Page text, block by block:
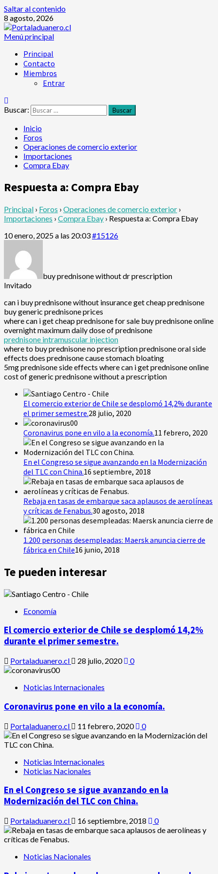
Saltar al contenido
8 agosto, 2026
Menú principal
Principal
Contacto
Miembros
Entrar
Buscar:
Inicio
Foros
Operaciones de comercio exterior
Importaciones
Compra Ebay
Respuesta a: Compra Ebay
Principal › Foros › Operaciones de comercio exterior ›
Importaciones › Compra Ebay › Respuesta a: Compra Ebay
10 enero, 2025 a las 20:03#15126
buy prednisone without dr prescription
Invitado
can i buy prednisone without insurance get cheap prednisone
buy generic prednisone prices
where can i get cheap prednisone for sale buy prednisone online
overnight maximum daily dose of prednisone
prednisone intramuscular injection
where to buy prednisone no prescription prednisone oral side
effects does prednisone cause stomach bloating
5mg prednisone side effects where can i get prednisone online
cost of generic prednisone without a prescription
El comercio exterior de Chile se desplomó 14,2% durante
el primer semestre.28 julio, 2020
Coronavirus pone en vilo a la economía.11 febrero, 2020
En el Congreso se sigue avanzando en la Modernización
del TLC con China.16 septiembre, 2018
Rebaja en tasas de embarque saca aplausos de aerolíneas
y críticas de Fenabus.30 agosto, 2018
1.200 personas desempleadas: Maersk anuncia cierre de
fábrica en Chile16 junio, 2018
Te pueden interesar
Economía
El comercio exterior de Chile se desplomó 14,2%
durante el primer semestre.
Portaladuanero.cl 28 julio, 2020 0
Noticias Internacionales
Coronavirus pone en vilo a la economía.
Portaladuanero.cl 11 febrero, 2020 0
Noticias Internacionales
Noticias Nacionales
En el Congreso se sigue avanzando en la
Modernización del TLC con China.
Portaladuanero.cl 16 septiembre, 2018 0
Noticias Nacionales